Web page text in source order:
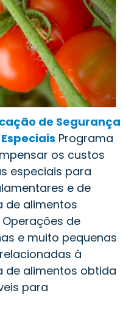
de Segurança
Programa
os custos
especiais para
e de
de alimentos
de
e muito pequenas
à
de alimentos obtida
para